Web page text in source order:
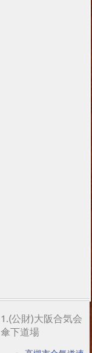
1.(公財)大阪合気会
傘下道場